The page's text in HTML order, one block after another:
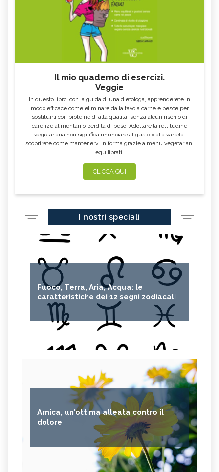
COMUNITÀ ENERGETICHE
GLIFOSATO
ECOVILLAGGIO
ARCHITETTO PAESAGGISTA
COSA SONO I FONDI ETICI DI
MINISTERO DELLA TRANSIZIONE
SAPONE VEGETALE
PERCARBONATO DEEP SEA MINING
CASETTE DELLE STELLE JANE GOODALL
JANE FONDA GREENPEACE
WOMEN EMPOWERMENT
FOLIAGE SIR DAVID ATTENBOROUGH
ALTROCONSUMO ECONOMIA CIRCOLARE
CARAFFE FILTRANTI
Il mio quaderno di esercizi.
Veggie
In questo libro, con la guida di una dietologa, apprenderete in
modo efficace come eliminare dalla tavola carne e pesce per
sostituirli con proteine di alta qualità, senza alcun rischio di
carenze alimentari o perdita di peso. Adottare la rettitudine
vegetariana non significa rinunciare al gusto o alla varietà:
scoprirete come mantenervi in forma grazie a menu vegetariani
equilibrati!
CLICCA QUI
I nostri speciali
Fuoco, Terra, Aria, Acqua: le
caratteristiche dei 12 segni zodiacali
Arnica, un'ottima alleata contro il
dolore